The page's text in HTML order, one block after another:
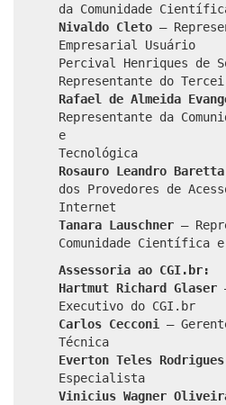
da Comunidade
Nivaldo Cleto –
Empresarial Usuário
Percival Henriques de
Representante do
Rafael de Almeida
Representante da
e
Tecnológica
Rosauro Leandro Baretta
dos Provedores de
Internet
Tanara Lauschner –
Comunidade Científica
Assessoria ao CGI.br:
Hartmut Richard Glaser
Executivo do CGI.br
Carlos Cecconi
–
Técnica
Everton Teles Rodrigues
Especialista
Vinicius Wagner